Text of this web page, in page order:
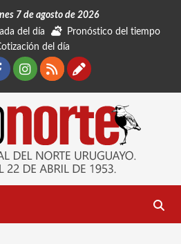
7 de agosto de 2026
del día
Pronóstico del tiempo
del día
Instagram
RSSContáctanos